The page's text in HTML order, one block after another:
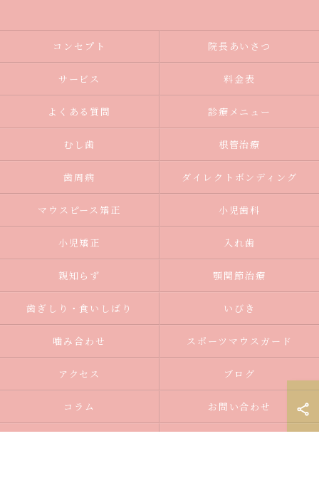
コンセプト 院長あいさつ
サービス 料金表
よくある質問 診療メニュー
むし歯 根管治療
歯周病 ダイレクトボンディング
マウスピース矯正 小児歯科
小児矯正 入れ歯
親知らず 顎関節治療
歯ぎしり・食いしばり いびき
噛み合わせ スポーツマウスガード
アクセス ブログ
コラム お問い合わせ